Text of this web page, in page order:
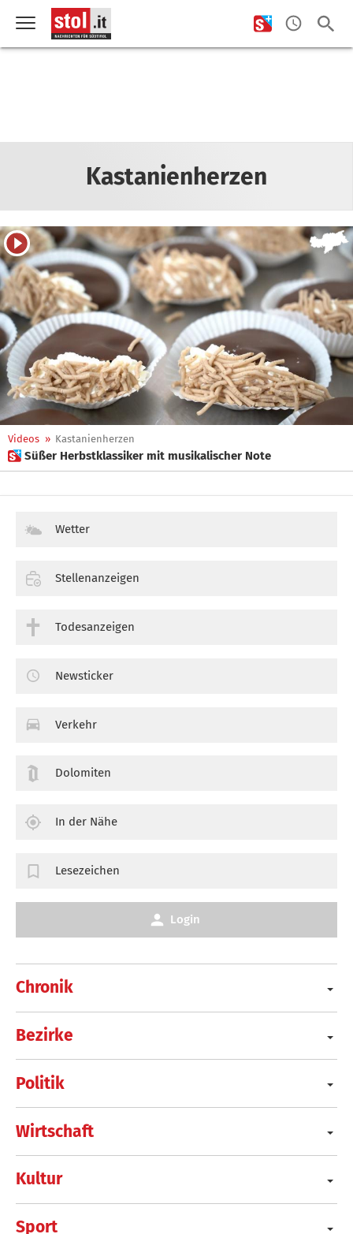
Kastanienherzen
Videos » Kastanienherzen
 Süßer Herbstklassiker mit musikalischer Note
Chronik
Bezirke
Politik
Wirtschaft
Kultur
Sport
Wetter
Stellenanzeigen
Todesanzeigen
Newsticker
Verkehr
Dolomiten
In der Nähe
Lesezeichen
Login